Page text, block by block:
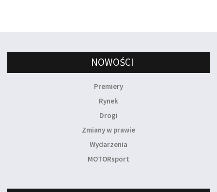
NOWOŚCI
Premiery
Rynek
Drogi
Zmiany w prawie
Wydarzenia
MOTORsport